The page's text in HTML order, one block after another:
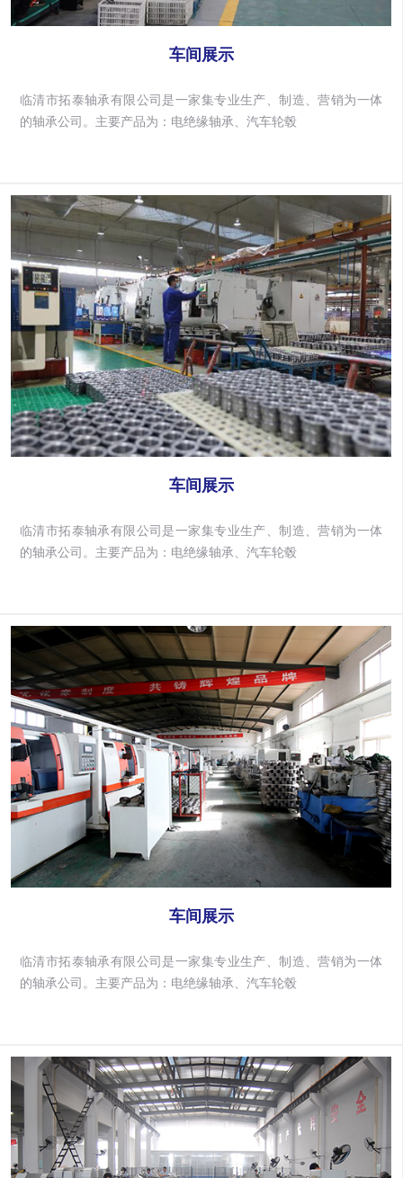
车间展示
临清市拓泰轴承有限公司是一家集专业生产、制造、营销为一体
的轴承公司。主要产品为：电绝缘轴承、汽车轮毂
车间展示
临清市拓泰轴承有限公司是一家集专业生产、制造、营销为一体
的轴承公司。主要产品为：电绝缘轴承、汽车轮毂
车间展示
临清市拓泰轴承有限公司是一家集专业生产、制造、营销为一体
的轴承公司。主要产品为：电绝缘轴承、汽车轮毂